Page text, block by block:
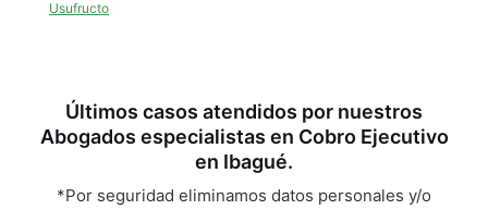
Usufructo
Últimos casos atendidos por nuestros
Abogados especialistas en Cobro Ejecutivo
en Ibagué.
*Por seguridad eliminamos datos personales y/o